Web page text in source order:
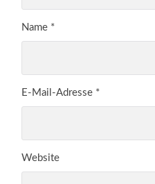
Name *
E-Mail-Adresse *
Website